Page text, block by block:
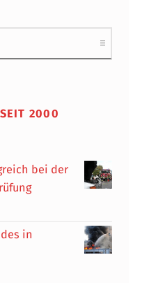
2000
bei der
in